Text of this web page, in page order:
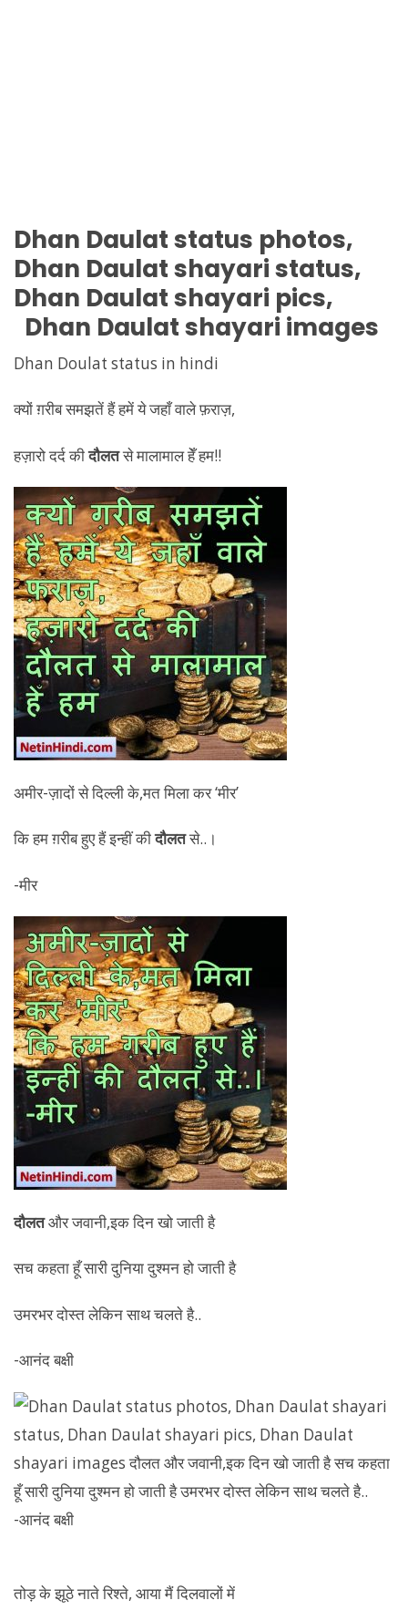
Dhan Daulatstatus photos,
Dhan Daulatshayari status,
Dhan Daulatshayari pics,
Dhan Daulatshayari images
Dhan Doulat status in hindi
क्यों ग़रीब समझतें हैं हमें ये जहाँ वाले फ़राज़,
हज़ारो दर्द कीदौलतसे मालामाल हेँ हम!!
अमीर-ज़ादों से दिल्ली के,मत मिला कर ‘मीर’
कि हम ग़रीब हुए हैं इन्हीं कीदौलतसे..।
-मीर
दौलतऔर जवानी,इक दिन खो जाती है
सच कहता हूँ सारी दुनिया दुश्मन हो जाती है
उमरभर दोस्त लेकिन साथ चलते है..
-आनंद बक्षी
तोड़ के झूठे नाते रिश्ते, आया मैं दिलवालों में